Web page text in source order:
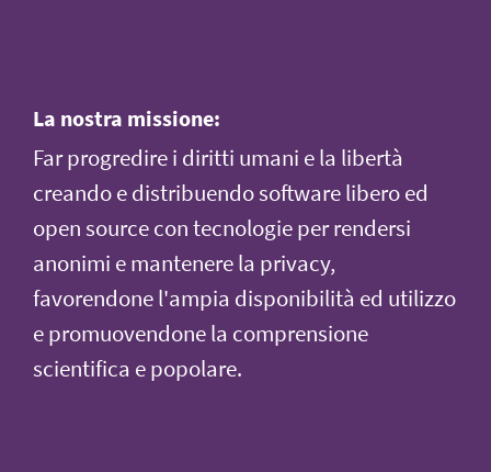
La nostra missione:
Far progredire i diritti umani e la libertà
creando e distribuendo software libero ed
open source con tecnologie per rendersi
anonimi e mantenere la privacy,
favorendone l'ampia disponibilità ed utilizzo
e promuovendone la comprensione
scientifica e popolare.